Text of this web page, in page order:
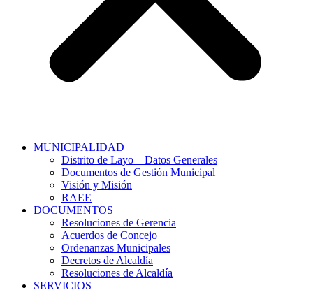
MUNICIPALIDAD
Distrito de Layo – Datos Generales
Documentos de Gestión Municipal
Visión y Misión
RAEE
DOCUMENTOS
Resoluciones de Gerencia
Acuerdos de Concejo
Ordenanzas Municipales
Decretos de Alcaldía
Resoluciones de Alcaldía
SERVICIOS